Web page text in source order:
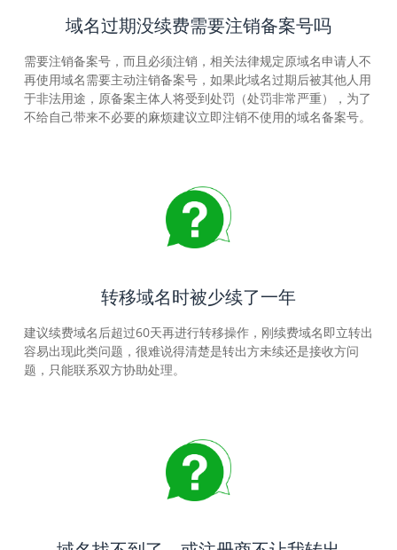
域名过期没续费需要注销备案号吗
需要注销备案号，而且必须注销，相关法律规定原域名申请人不
再使用域名需要主动注销备案号，如果此域名过期后被其他人用
于非法用途，原备案主体人将受到处罚（处罚非常严重），为了
不给自己带来不必要的麻烦建议立即注销不使用的域名备案号。
转移域名时被少续了一年
建议续费域名后超过60天再进行转移操作，刚续费域名即立转出
容易出现此类问题，很难说得清楚是转出方未续还是接收方问
题，只能联系双方协助处理。